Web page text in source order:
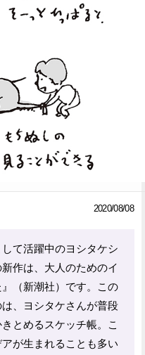
SDGs
は？
Twitter
ェ
ア
る
2020/08/08
て活躍中のヨシタケシ
作は、大人のためのイ
（新潮社）です。この
、ヨシタケさんが普段
とめるスケッチ帳。こ
が生まれることも多い